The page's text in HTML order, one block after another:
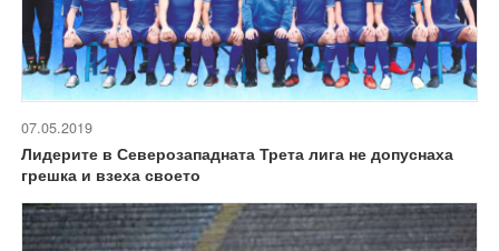
07.05.2019
Лидерите в Северозападната Трета лига не допуснаха
грешка и взеха своето